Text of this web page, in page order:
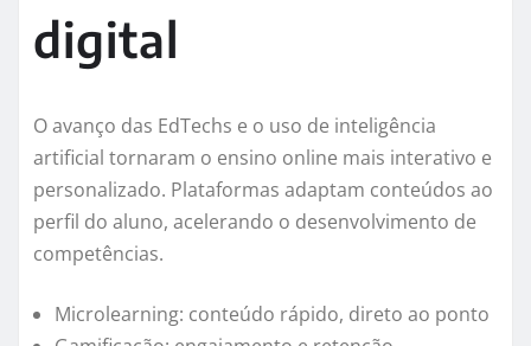
digital
O avanço das EdTechs e o uso de inteligência
artificial tornaram o ensino online mais interativo e
personalizado. Plataformas adaptam conteúdos ao
perfil do aluno, acelerando o desenvolvimento de
competências.
Microlearning: conteúdo rápido, direto ao ponto